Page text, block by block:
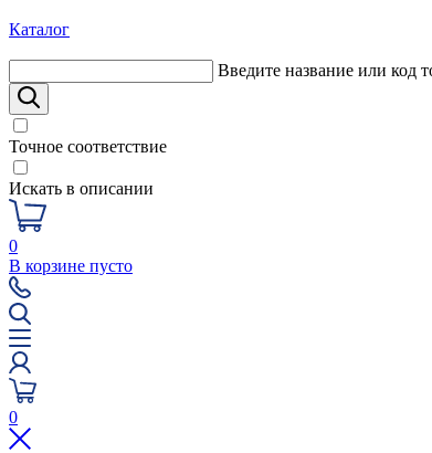
Каталог
Введите название или код
Точное соответствие
Искать в описании
0
В корзине пусто
0